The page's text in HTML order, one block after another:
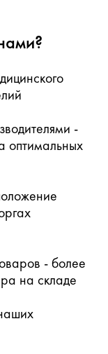
-
оптимальных
- более
на складе